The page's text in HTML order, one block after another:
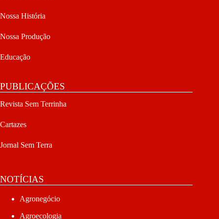
Nossa História
Nossa Produção
Educação
PUBLICAÇÕES
Revista Sem Terrinha
Cartazes
Jornal Sem Terra
NOTÍCIAS
Agronegócio
Agroecologia